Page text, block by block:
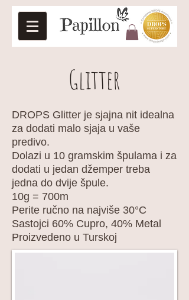
Glitter
DROPS Glitter je sjajna nit idealna
za dodati malo sjaja u vaše
predivo.
Dolazi u 10 gramskim špulama i za
dodati u jedan džemper treba
jedna do dvije špule.
10g = 700m
Perite ručno na najviše 30°C
Sastojci 60% Cupro, 40% Metal
Proizvedeno u Turskoj